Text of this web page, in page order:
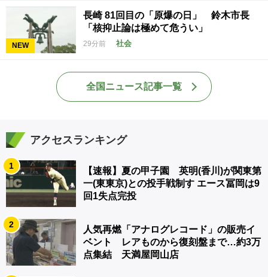
NEW
長崎 81回目の「原爆の日」 鈴木市長
「核抑止論は極めて危うい」
29分前 社会
全国ニュース記事一覧
アクセスランキング
1
【速報】夏の甲子園 英明(香川)が関東第
一(東東京)との投手戦制す エース冨岡は9
回1失点完投
2
人気再燃「アナログレコード」の販売イ
ベント レアものから復刻盤まで…約3万
点集結 天満屋岡山店